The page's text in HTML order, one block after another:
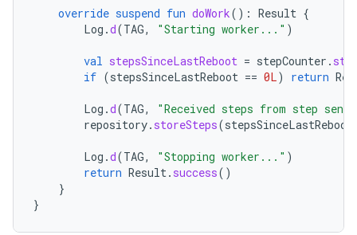
override suspend fun doWork(): Result {
Log .d(TAG, "Starting worker..." )
val stepsSinceLastReboot = stepCounter .
if (stepsSinceLastReboot == 0L) return
Log .d(TAG,
"Received steps from step
repository. storeSteps(stepsSinceLastReboot
Log .d(TAG, "Stopping worker..." )
return Result. success()
}
}